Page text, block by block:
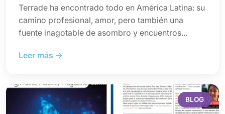
Terrade ha encontrado todo en América Latina: su
camino profesional, amor, pero también una
fuente inagotable de asombro y encuentros...
Leer más →
BLOG